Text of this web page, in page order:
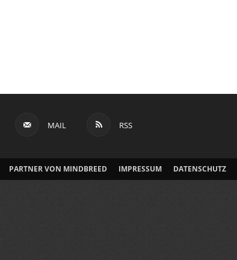
MAIL RSS
PARTNER VON MINDBREED IMPRESSUM DATENSCHUTZ